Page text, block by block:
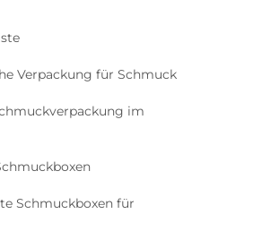
Verpackung für Schmuck
im
Schmuckboxen für